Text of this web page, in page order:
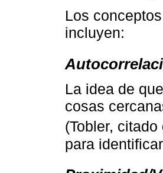
Los
incluyen:
La idea de
cosas
(Tobler, citado
para